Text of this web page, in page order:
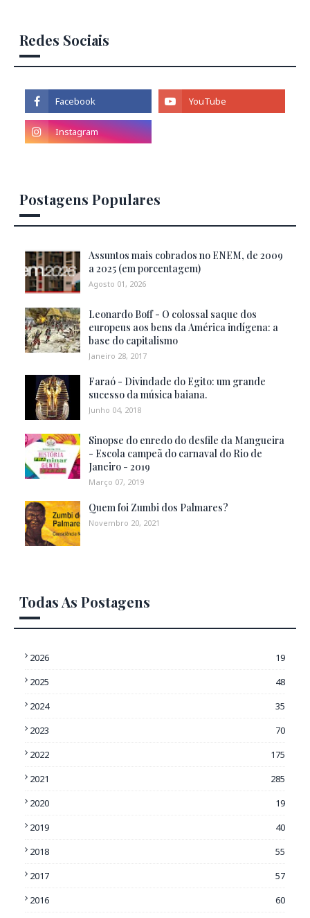
Redes Sociais
Postagens Populares
Assuntos mais cobrados no ENEM, de 2009
a 2025 (em porcentagem)
Agosto 01, 2026
Leonardo Boff - O colossal saque dos
europeus aos bens da América indígena: a
base do capitalismo
Janeiro 28, 2017
Faraó - Divindade do Egito: um grande
sucesso da música baiana.
Junho 04, 2018
Sinopse do enredo do desfile da Mangueira
- Escola campeã do carnaval do Rio de
Janeiro - 2019
Março 07, 2019
Quem foi Zumbi dos Palmares?
Novembro 20, 2021
Todas As Postagens
2026
19
2025
48
2024
35
2023
70
2022
175
2021
285
2020
19
2019
40
2018
55
2017
57
2016
60